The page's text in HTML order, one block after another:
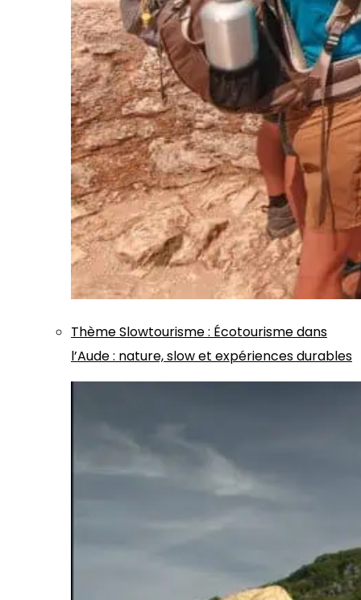
ThèmeSlowtourisme: Écotourisme dans
l’Aude : nature, slow et expériences durables